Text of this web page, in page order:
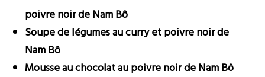
poivre noir de Nam Bô
Soupe de légumes au curry et poivre noir de
Nam Bô
Mousse au chocolat au poivre noir de Nam Bô